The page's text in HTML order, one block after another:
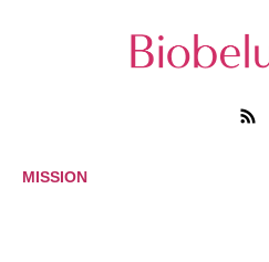
MISSION